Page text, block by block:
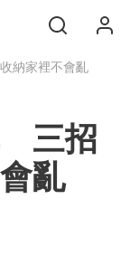
納家裡不會亂
三招
亂